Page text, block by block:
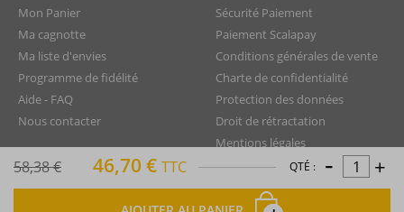
58,38 € 46,70 € TTC QTÉ : - +
Mon Panier
Ma cagnotte
Ma liste d'envies
Programme de fidélité
Aide - FAQ
Nous contacter
Sécurité Paiement
Paiement Scalapay
Conditions générales de vente
Charte de confidentialité
Protection des données
Droit de rétractation
Mentions légales
Plan du site